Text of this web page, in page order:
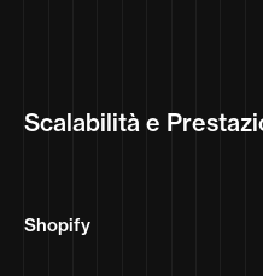
Scalabilità e
Shopify